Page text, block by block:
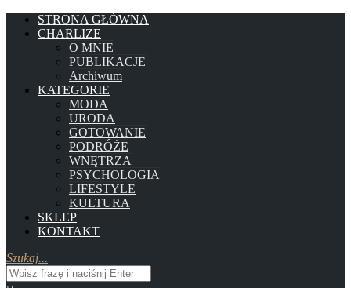
STRONA GŁÓWNA
CHARLIZE
O MNIE
PUBLIKACJE
Archiwum
KATEGORIE
MODA
URODA
GOTOWANIE
PODRÓŻE
WNĘTRZA
PSYCHOLOGIA
LIFESTYLE
KULTURA
SKLEP
KONTAKT
Szukaj...